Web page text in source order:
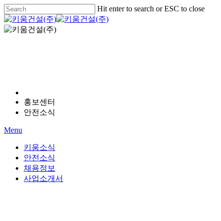
Skip
to
main
content
Hit enter to search or ESC to close
Close
Search
Menu
홍보센터
안전소식
Menu
키움소식
안전소식
채용정보
사업소개서